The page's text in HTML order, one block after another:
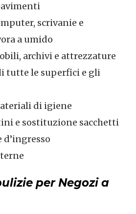
scrivanie e
a umido
archivi e attrezzature
tutte le superfici e gli
di igiene
e sostituzione sacchetti
per Negozi a